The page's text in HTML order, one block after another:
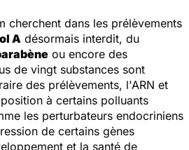
cherchent dans les prélèvements
A désormais interdit, du
ou encore des
de vingt substances sont
des prélèvements, l'ARN et
à certains polluants
les perturbateurs endocriniens
de certains gènes
et la santé de